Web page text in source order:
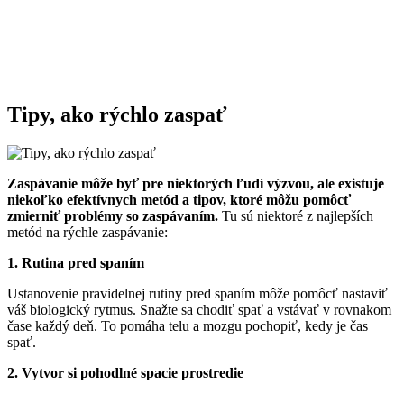
Tipy, ako rýchlo zaspať
Zaspávanie môže byť pre niektorých ľudí výzvou, ale existuje
niekoľko efektívnych metód a tipov, ktoré môžu pomôcť
zmierniť problémy so zaspávaním. Tu sú niektoré z najlepších
metód na rýchle zaspávanie:
1. Rutina pred spaním
Ustanovenie pravidelnej rutiny pred spaním môže pomôcť nastaviť
váš biologický rytmus. Snažte sa chodiť spať a vstávať v rovnakom
čase každý deň. To pomáha telu a mozgu pochopiť, kedy je čas
spať.
2. Vytvor si pohodlné spacie prostredie